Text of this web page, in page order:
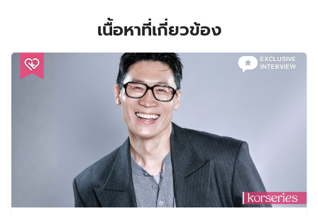
เนื้อหาที่เกี่ยวข้อง